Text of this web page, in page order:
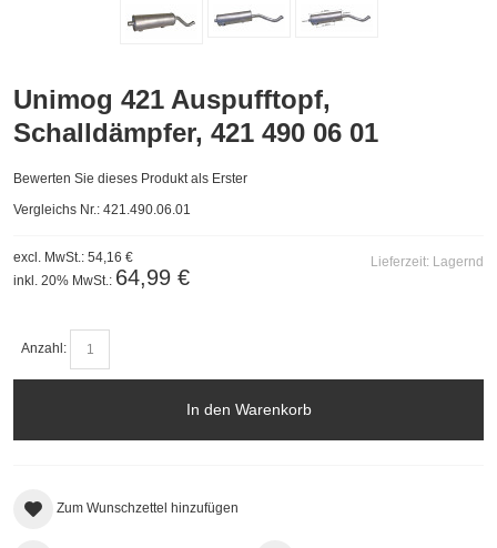
Unimog 421 Auspufftopf,
Schalldämpfer, 421 490 06 01
Bewerten Sie dieses Produkt als Erster
Vergleichs Nr.: 421.490.06.01
Lieferzeit: Lagernd
excl. MwSt.: 54,16 €
inkl. 20% MwSt.: 64,99 €
Anzahl:
In den Warenkorb
Zum Wunschzettel hinzufügen